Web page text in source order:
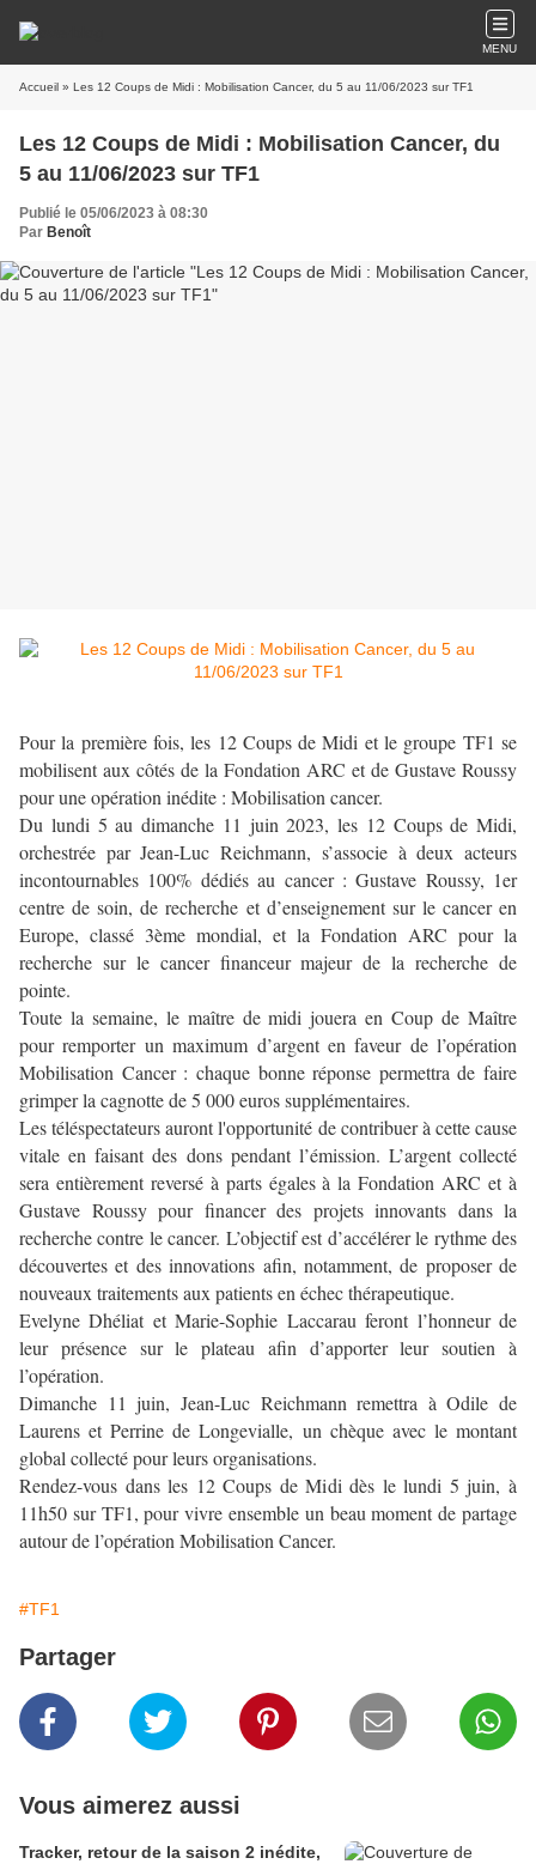
MENU
Accueil » Les 12 Coups de Midi : Mobilisation Cancer, du 5 au 11/06/2023 sur TF1
Les 12 Coups de Midi : Mobilisation Cancer, du
5 au 11/06/2023 sur TF1
Publié le 05/06/2023 à 08:30
Par Benoît
Pour la première fois, les 12 Coups de Midi et le groupe TF1 se
mobilisent aux côtés de la Fondation ARC et de Gustave Roussy
pour une opération inédite : Mobilisation cancer.
Du lundi 5 au dimanche 11 juin 2023, les 12 Coups de Midi,
orchestrée par Jean-Luc Reichmann, s’associe à deux acteurs
incontournables 100% dédiés au cancer : Gustave Roussy, 1er
centre de soin, de recherche et d’enseignement sur le cancer en
Europe, classé 3ème mondial, et la Fondation ARC pour la
recherche sur le cancer financeur majeur de la recherche de
pointe.
Toute la semaine, le maître de midi jouera en Coup de Maître
pour remporter un maximum d’argent en faveur de l’opération
Mobilisation Cancer : chaque bonne réponse permettra de faire
grimper la cagnotte de 5 000 euros supplémentaires.
Les téléspectateurs auront l'opportunité de contribuer à cette cause
vitale en faisant des dons pendant l’émission. L’argent collecté
sera entièrement reversé à parts égales à la Fondation ARC et à
Gustave Roussy pour financer des projets innovants dans la
recherche contre le cancer. L’objectif est d’accélérer le rythme des
découvertes et des innovations afin, notamment, de proposer de
nouveaux traitements aux patients en échec thérapeutique.
Evelyne Dhéliat et Marie-Sophie Laccarau feront l’honneur de
leur présence sur le plateau afin d’apporter leur soutien à
l’opération.
Dimanche 11 juin, Jean-Luc Reichmann remettra à Odile de
Laurens et Perrine de Longevialle, un chèque avec le montant
global collecté pour leurs organisations.
Rendez-vous dans les 12 Coups de Midi dès le lundi 5 juin, à
11h50 sur TF1, pour vivre ensemble un beau moment de partage
autour de l’opération Mobilisation Cancer.
#TF1
Partager
Vous aimerez aussi
Tracker, retour de la saison 2 inédite,